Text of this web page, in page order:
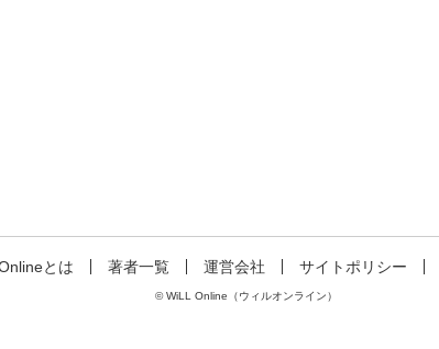
とは 著者一覧 運営会社 サイトポリシー
© WiLL Online（ウィルオンライン）